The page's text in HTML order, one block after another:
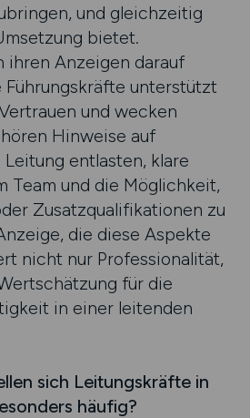
und gleichzeitig
bietet.
Anzeigen darauf
unterstützt
und wecken
Hinweise auf
entlasten, klare
Team und die Möglichkeit,
Zusatzqualifikationen zu
die diese Aspekte
nicht nur Professionalität,
für die
in einer leitenden
sich Leitungskräfte in
häufig?